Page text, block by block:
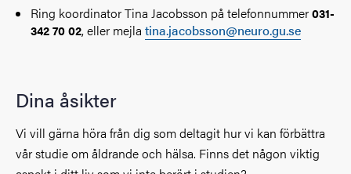
Ring koordinator Tina Jacobsson på telefonnummer031-
342 70 02, eller mejlatina.jacobsson@neuro.gu.se
Dina åsikter
Vi vill gärna höra från dig som deltagit hur vi kan förbättra
vår studie om åldrande och hälsa. Finns det någon viktig